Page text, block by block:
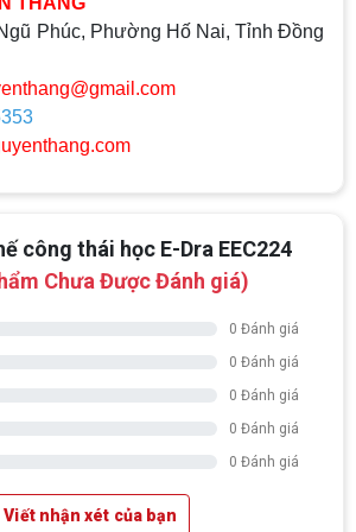
Phúc, Phường Hố Nai, Tỉnh Đồng
công thái học E-Dra EEC224
Chưa Được Đánh giá)
0 Đánh giá
0 Đánh giá
0 Đánh giá
0 Đánh giá
0 Đánh giá
Viết nhận xét của bạn
với tuổi thơ của game thủ Việt vào những